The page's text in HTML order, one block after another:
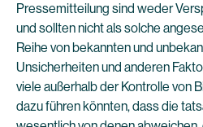
Pressemitteilung sind weder
und sollten nicht als solche
Reihe von bekannten und
Unsicherheiten und anderen
viele außerhalb der Kontrolle von
dazu führen könnten, dass die